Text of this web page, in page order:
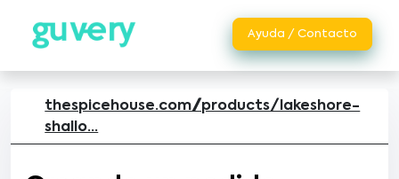
Ayuda / Contacto
thespicehouse.com//products/lakeshore-
shallo...